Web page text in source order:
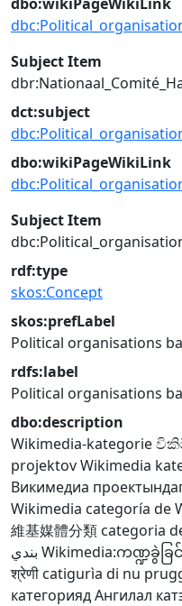
Subject Item
dct:subject
dbo:wikiPageWikiLink
Subject Item
rdf:type
skos:Concept
skos:prefLabel
Political organisations
rdfs:label
Political organisations
dbo:description
Wikimedia-kategorie
projektov Wikimedia
Викимедиа
Wikimedia categoría de
維基媒體分類 categoria
بندي Wikimedia:ကဏ္ဍခွဲခြင်
श्रेणी catigurìa di nu
категорияд Ангилал